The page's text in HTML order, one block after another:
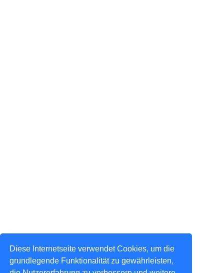
Diese Internetseite verwendet Cookies, um die
grundlegende Funktionalität zu gewährleisten,